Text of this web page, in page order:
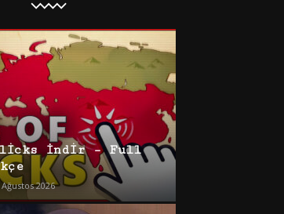
İndir – Full
Ağustos 2026